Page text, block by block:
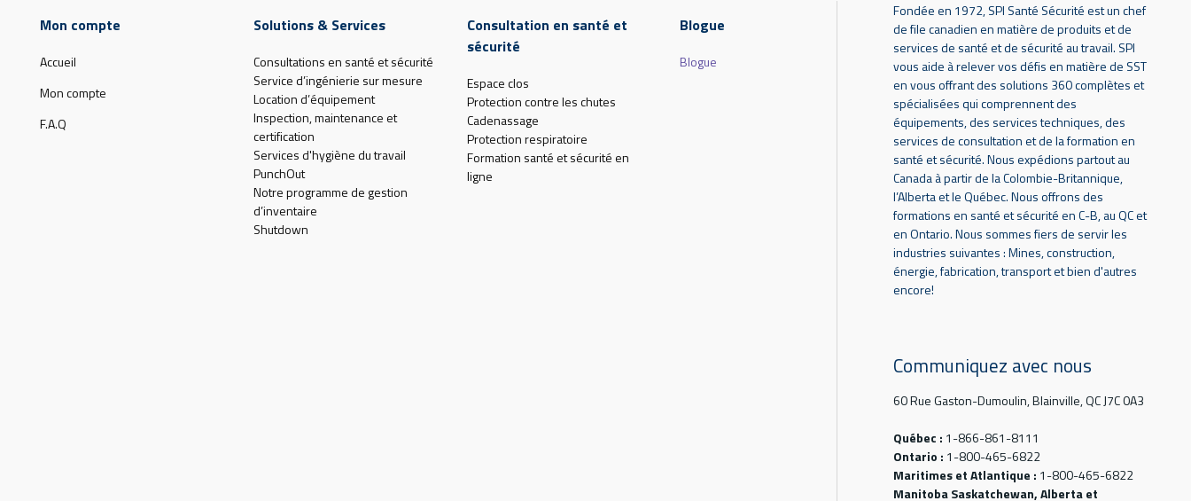
Mon compte
Accueil
Mon compte
F.A.Q
Solutions & Services
Consultations en santé et sécurité
Service d’ingénierie sur mesure
Location d’équipement
Inspection, maintenance et
certification
Services d'hygiène du travail
PunchOut
Notre programme de gestion
d’inventaire
Shutdown
Consultation en santé et
sécurité
Espace clos
Protection contre les chutes
Cadenassage
Protection respiratoire
Formation santé et sécurité en
ligne
Blogue
Blogue
Fondée en 1972, SPI Santé Sécurité est un chef
de file canadien en matière de produits et de
services de santé et de sécurité au travail. SPI
vous aide à relever vos défis en matière de SST
en vous offrant des solutions 360 complètes et
spécialisées qui comprennent des
équipements, des services techniques, des
services de consultation et de la formation en
santé et sécurité. Nous expédions partout au
Canada à partir de la Colombie-Britannique,
l’Alberta et le Québec. Nous offrons des
formations en santé et sécurité en C-B, au QC et
en Ontario. Nous sommes fiers de servir les
industries suivantes : Mines, construction,
énergie, fabrication, transport et bien d'autres
encore!
Communiquez avec nous
60 Rue Gaston-Dumoulin, Blainville, QC J7C 0A3
Québec : 1-866-861-8111
Ontario : 1-800-465-6822
Maritimes et Atlantique : 1-800-465-6822
Manitoba Saskatchewan, Alberta et